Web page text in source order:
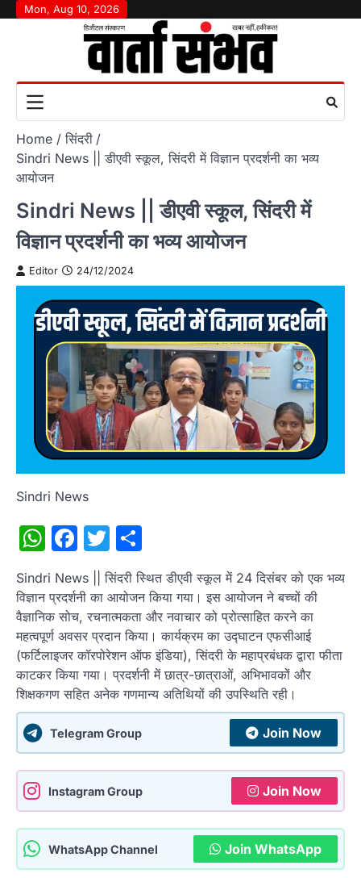
SkipMon, Aug 10, 2026
Home
सिंदरी
Sindri News || डीएवी स्कूल, सिंदरी में विज्ञान प्रदर्शनी का भव्य
आयोजन
Sindri News || डीएवी स्कूल, सिंदरी में
विज्ञान प्रदर्शनी का भव्य आयोजन
Editor 24/12/2024
Sindri News
WhatsApp
Facebook
Twitter
Sindri News || सिंदरी स्थित डीएवी स्कूल में 24 दिसंबर को एक भव्य
विज्ञान प्रदर्शनी का आयोजन किया गया। इस आयोजन ने बच्चों की
वैज्ञानिक सोच, रचनात्मकता और नवाचार को प्रोत्साहित करने का
महत्वपूर्ण अवसर प्रदान किया। कार्यक्रम का उद्घाटन एफसीआई
(फर्टिलाइजर कॉरपोरेशन ऑफ इंडिया), सिंदरी के महाप्रबंधक द्वारा फीता
काटकर किया गया। प्रदर्शनी में छात्र-छात्राओं, अभिभावकों और
शिक्षकगण सहित अनेक गणमान्य अतिथियों की उपस्थिति रही।
Telegram Group Join Now
Instagram Group Join Now
WhatsApp Channel Join WhatsApp